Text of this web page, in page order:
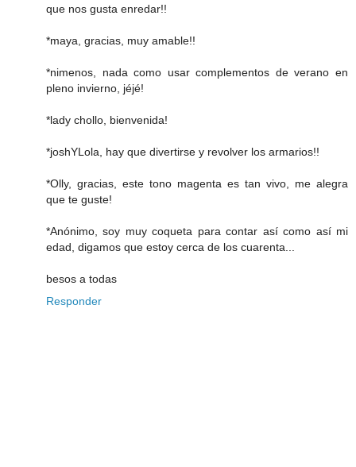
que nos gusta enredar!!
*maya, gracias, muy amable!!
*nimenos, nada como usar complementos de verano en
pleno invierno, jéjé!
*lady chollo, bienvenida!
*joshYLola, hay que divertirse y revolver los armarios!!
*Olly, gracias, este tono magenta es tan vivo, me alegra
que te guste!
*Anónimo, soy muy coqueta para contar así como así mi
edad, digamos que estoy cerca de los cuarenta...
besos a todas
Responder